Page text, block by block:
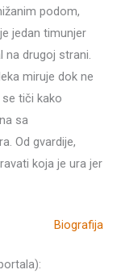
podom,
jedan timunjer
na drugoj strani.
miruje dok ne
tiči kako
sa
Od gvardije,
koja je ura jer
Biografija